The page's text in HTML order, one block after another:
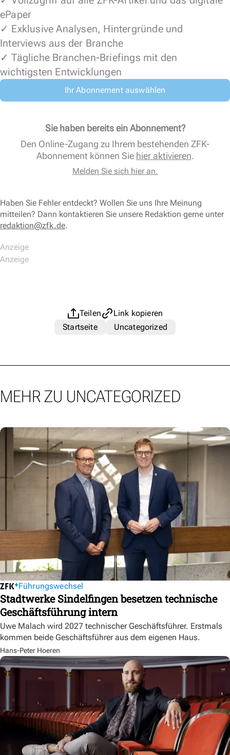
ePaper
✓ Exklusive Analysen, Hintergründe und
Interviews aus der Branche
✓ Tägliche Branchen-Briefings mit den
wichtigsten Entwicklungen
Ihr Abonnement auswählen
Sie haben bereits ein Abonnement?
Den Online-Zugang zu Ihrem bestehenden ZFK-
Abonnement können Sie hier aktivieren.
Melden Sie sich hier an.
Haben Sie Fehler entdeckt? Wollen Sie uns Ihre Meinung
mitteilen? Dann kontaktieren Sie unsere Redaktion gerne unter
redaktion@zfk.de.
Teilen
Link kopieren
Startseite
Uncategorized
MEHR ZU UNCATEGORIZED
Führungswechsel
Stadtwerke Sindelfingen besetzen technische
Geschäftsführung intern
Uwe Malach wird 2027 technischer Geschäftsführer. Erstmals
kommen beide Geschäftsführer aus dem eigenen Haus.
Hans-Peter Hoeren